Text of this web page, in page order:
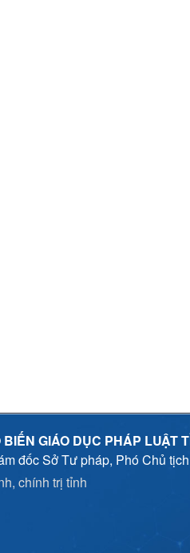
GIÁO DỤC PHÁP LUẬT
đốc Sở Tư pháp, Phó Chủ
chính trị tỉnh